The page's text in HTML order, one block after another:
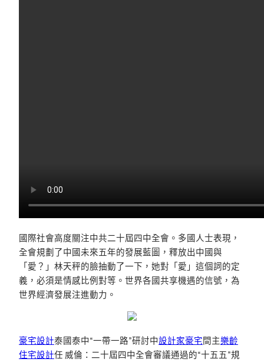
國際社會高度關注中共二十屆四中全會。多國人士表現，
全會規劃了中國未來五年的發展藍圖，釋放出中國與
「愛？」林天秤的臉抽動了一下，她對「愛」這個詞的定
義，必須是情感比例對等。世界各國共享機遇的信號，為
世界經濟發展注進動力。
豪宅設計泰國泰中“一帶一路”研討中設計家豪宅間主樂齡
住宅設計任 威倫：二十屆四中全會審議通過的“十五五”規